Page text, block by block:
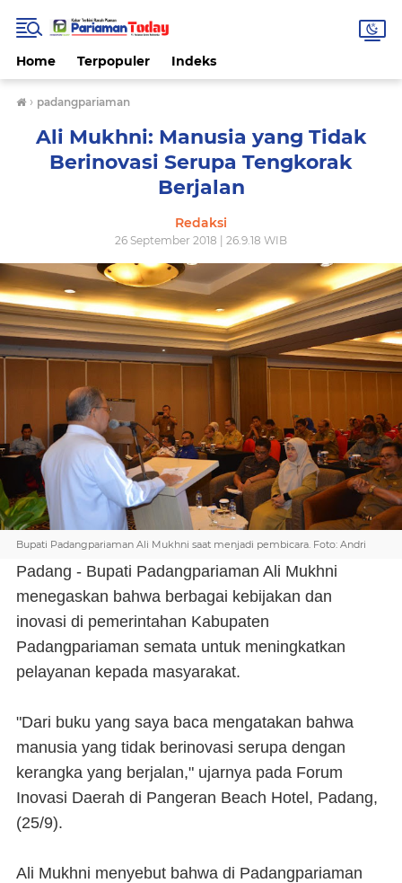
Home Terpopuler Indeks
› padangpariaman
Ali Mukhni: Manusia yang Tidak
Berinovasi Serupa Tengkorak
Berjalan
Redaksi
26 September 2018 | 26.9.18 WIB
Bupati Padangpariaman Ali Mukhni saat menjadi pembicara. Foto: Andri
Padang - Bupati Padangpariaman Ali Mukhni
menegaskan bahwa berbagai kebijakan dan
inovasi di pemerintahan Kabupaten
Padangpariaman semata untuk meningkatkan
pelayanan kepada masyarakat.
"Dari buku yang saya baca mengatakan bahwa
manusia yang tidak berinovasi serupa dengan
kerangka yang berjalan," ujarnya pada Forum
Inovasi Daerah di Pangeran Beach Hotel, Padang,
(25/9).
Ali Mukhni menyebut bahwa di Padangpariaman